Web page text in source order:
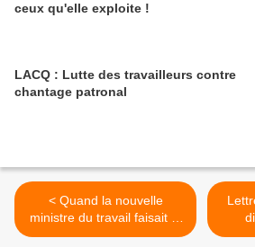
ceux qu'elle exploite !
LACQ : Lutte des travailleurs contre
chantage patronal
< Quand la nouvelle
ministre du travail faisait la
chasse aux temps morts !